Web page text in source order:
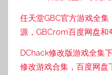
任天堂GBC官方游戏全
源，GBCrom百度网盘和
DChack修改版游戏全集
修改游戏合集，百度网盘